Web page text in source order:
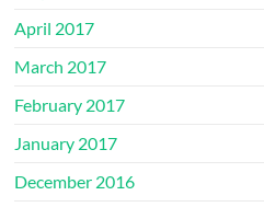
April 2017
March 2017
February 2017
January 2017
December 2016